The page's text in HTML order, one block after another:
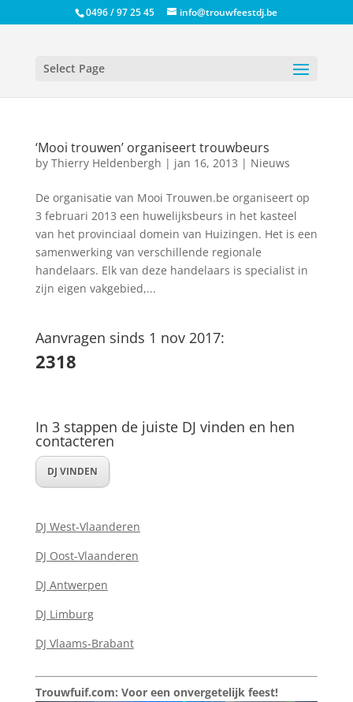
0496 / 97 25 45 info@trouwfeestdj.be
Select Page
‘Mooi trouwen’ organiseert trouwbeurs
by Thierry Heldenbergh | jan 16, 2013 | Nieuws
De organisatie van Mooi Trouwen.be organiseert op
3 februari 2013 een huwelijksbeurs in het kasteel
van het provinciaal domein van Huizingen. Het is een
samenwerking van verschillende regionale
handelaars. Elk van deze handelaars is specialist in
zijn eigen vakgebied,...
Aanvragen sinds 1 nov 2017:
2318
In 3 stappen de juiste DJ vinden en hen
contacteren
DJ VINDEN
DJ West-Vlaanderen
DJ Oost-Vlaanderen
DJ Antwerpen
DJ Limburg
DJ Vlaams-Brabant
Trouwfuif.com: Voor een onvergetelijk feest!